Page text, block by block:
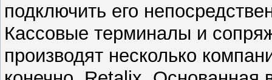
подключить его
Кассовые терминалы и
производят несколько